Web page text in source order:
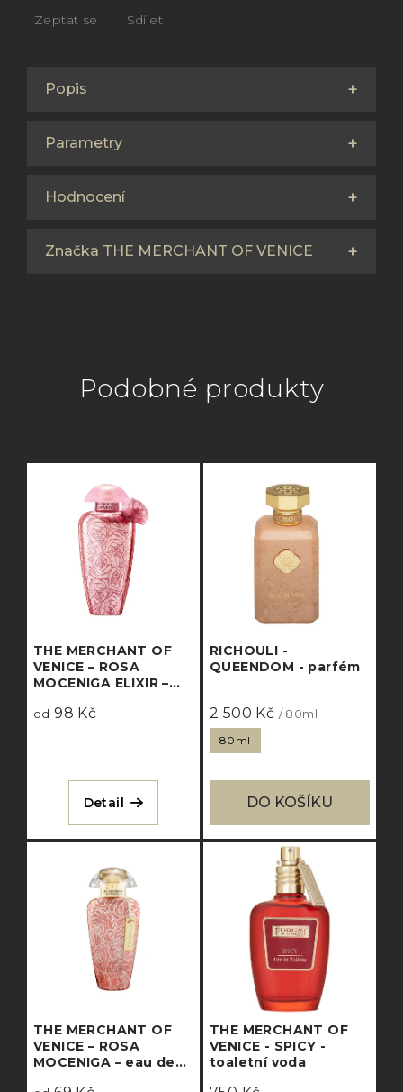
Zeptat se Sdílet
Popis
Parametry
Hodnocení
Značka THE MERCHANT OF VENICE
Podobné produkty
THE MERCHANT OF
VENICE – ROSA
MOCENIGA ELIXIR –
concentrée
od 98 Kč
Detail
RICHOULI -
QUEENDOM - parfém
2 500 Kč / 80ml
80ml
DO KOŠÍKU
THE MERCHANT OF
VENICE – ROSA
MOCENIGA – eau de
THE MERCHANT OF
VENICE - SPICY -
toaletní voda